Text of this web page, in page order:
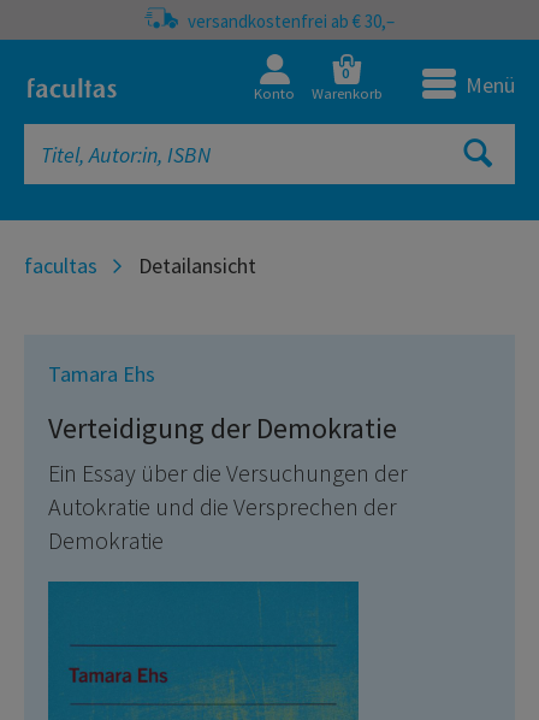
versandkostenfrei ab € 30,–
Konto
0
Warenkorb Menü
facultas Detailansicht
Tamara Ehs
Verteidigung der Demokratie
Ein Essay über die Versuchungen der
Autokratie und die Versprechen der
Demokratie